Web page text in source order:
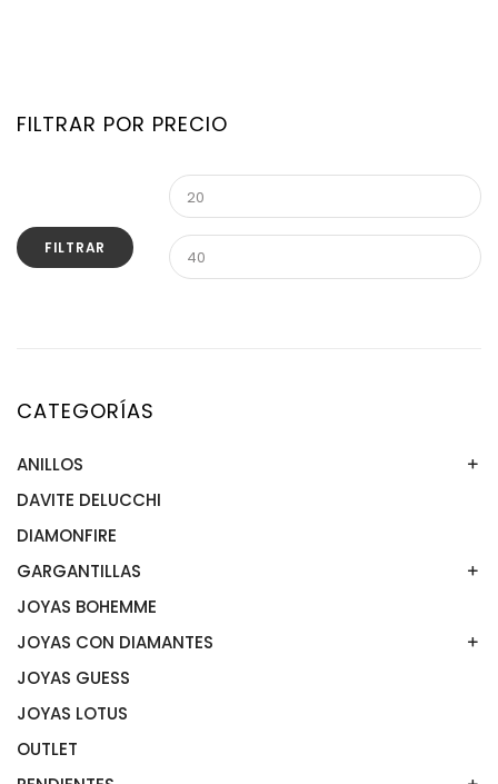
FILTRAR POR PRECIO
FILTRAR
CATEGORÍAS
ANILLOS
ANILLOS ACERO
ANILLOS DE ORO
ANILLOS PLATA
DAVITE DELUCCHI
DIAMONFIRE
GARGANTILLAS
GARGANTILLA ACERO
GARGANTILLAS ORO
GARGANTILLAS PLATA
JOYAS BOHEMME
JOYAS CON DIAMANTES
ANILLOS CON DIAMANTES
GARGANTILLAS CON DIAMANTES
PENDIENTES CON DIAMANTES
JOYAS GUESS
JOYAS LOTUS
OUTLET